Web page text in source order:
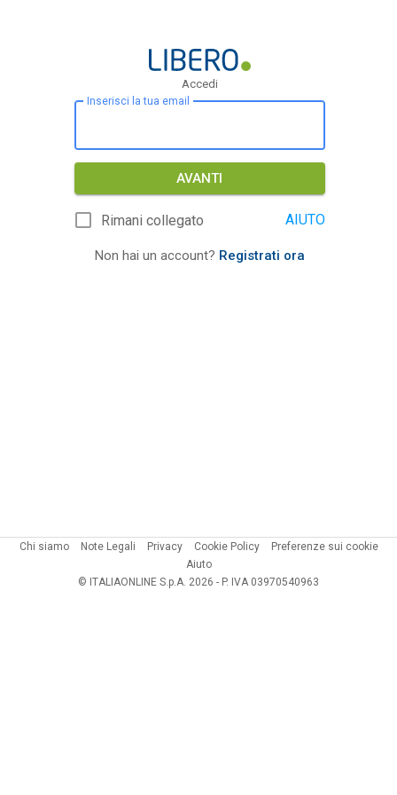
Accedi
Inserisci la tua email
AVANTI
Rimani collegato AIUTO
Non hai un account? Registrati ora
Chi siamo Note Legali Privacy Cookie Policy
Preferenze sui cookie
Aiuto
© ITALIAONLINE S.p.A. 2026 - P. IVA 03970540963